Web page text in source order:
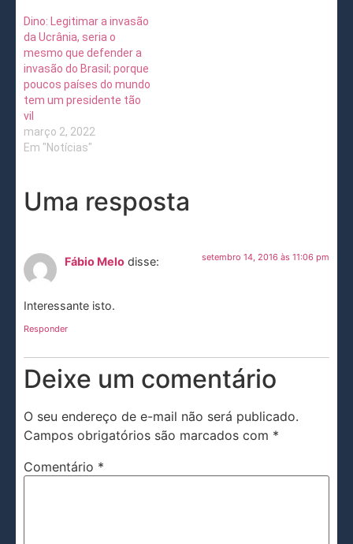
Dino: Legitimar a invasão
da Ucrânia, seria o
mesmo que defender a
invasão do Brasil; porque
poucos países do mundo
tem um presidente tão
vil
março 2, 2022
Em "Notícias"
Uma resposta
Fábio Melo disse: setembro 14, 2016 às 11:06 pm
Interessante isto.
Responder
Deixe um comentário
O seu endereço de e-mail não será publicado.
Campos obrigatórios são marcados com *
Comentário *